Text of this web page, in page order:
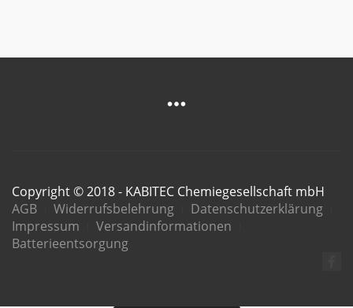
Copyright © 2018 - KABITEC Chemiegesellschaft mbH
AGB
Widerrufsbelehrung
Datenschutzerklärung
Impressum
Versandinformationen
Batterieentsorgung